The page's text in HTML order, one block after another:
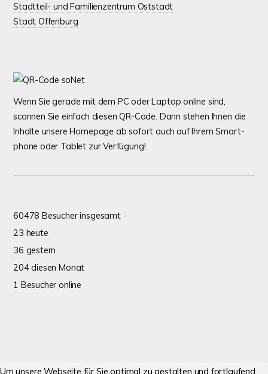
Stadtteil- und Familienzentrum Oststadt
Stadt Offenburg
Wenn Sie gerade mit dem PC oder Laptop online sind,
scannen Sie ein­fach diesenQR-Code . Dann stehen Ihnen die
Inhalte unsere Home­page ab sofort auch auf Ihrem Smart­
phone oder Tablet zur Verfügung!
60478 Besucher insgesamt
23 heute
36 gestern
204 diesen Monat
1 Besucher online
Um unsere Webseite für Sie optimal zu gestalten und fortlaufend